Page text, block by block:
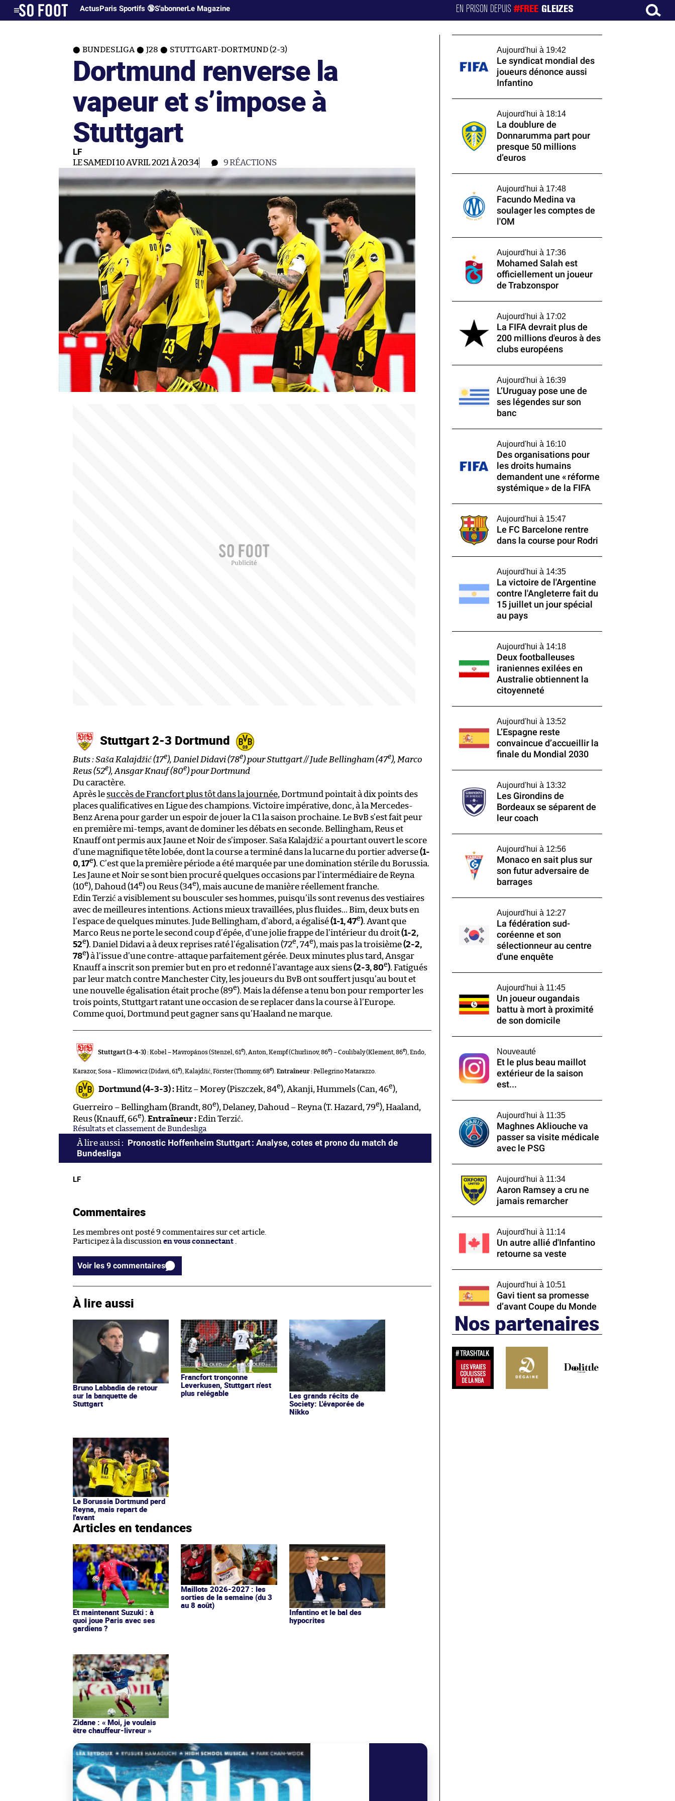
ActusParis Sportifs 🔞S'abonnerLe Magazine EN PRISON DEPUIS#FREE GLEIZES
BUNDESLIGA J28 STUTTGART-DORTMUND (2-3)
Dortmund renverse la
vapeur et s’impose à
Stuttgart
LF
LE SAMEDI 10 AVRIL 2021 À 20:34 9RÉACTIONS
Stuttgart 2-3 Dortmund
Buts : Saša Kalajdžić (17e), Daniel Didavi (78e) pour Stuttgart // Jude Bellingham (47e), Marco
Reus (52e), Ansgar Knauf (80e) pour Dortmund
Du caractère.
Après le succès de Francfort plus tôt dans la journée, Dortmund pointait à dix points des
places qualificatives en Ligue des champions. Victoire impérative, donc, à la Mercedes-
Benz Arena pour garder un espoir de jouer la C1 la saison prochaine. Le BvB s’est fait peur
en première mi-temps, avant de dominer les débats en seconde. Bellingham, Reus et
Knauff ont permis aux Jaune et Noir de s’imposer. Saša Kalajdžić a pourtant ouvert le score
d’une magnifique tête lobée, dont la course a terminé dans la lucarne du portier adverse(1-
0, 17e). C’est que la première période a été marquée par une domination stérile du Borussia.
Les Jaune et Noir se sont bien procuré quelques occasions par l’intermédiaire de Reyna
(10e), Dahoud (14e) ou Reus (34e), mais aucune de manière réellement franche.
Edin Terzić a visiblement su bousculer ses hommes, puisqu’ils sont revenus des vestiaires
avec de meilleures intentions. Actions mieux travaillées, plus fluides… Bim, deux buts en
l’espace de quelques minutes. Jude Bellingham, d’abord, a égalisé(1-1, 47e). Avant que
Marco Reus ne porte le second coup d’épée, d’une jolie frappe de l’intérieur du droit(1-2,
52e). Daniel Didavi a à deux reprises raté l’égalisation (72e, 74e), mais pas la troisième(2-2,
78e)à l’issue d’une contre-attaque parfaitement gérée. Deux minutes plus tard, Ansgar
Knauff a inscrit son premier but en pro et redonné l’avantage aux siens(2-3, 80e). Fatigués
par leur match contre Manchester City, les joueurs du BvB ont souffert jusqu’au bout et
une nouvelle égalisation était proche (89e). Mais la défense a tenu bon pour remporter les
trois points, Stuttgart ratant une occasion de se replacer dans la course à l’Europe.
Comme quoi, Dortmund peut gagner sans qu’Haaland ne marque.
Stuttgart (3-4-3) :Kobel – Mavropános (Stenzel, 61e), Anton, Kempf (Churlinov, 86e) – Coulibaly (Klement, 86e), Endo,
Karazor, Sosa – Klimowicz (Didavi, 61e), Kalajdžić, Förster (Thommy, 68e). Entraîneur :Pellegrino Matarazzo.
Dortmund (4-3-3) :Hitz – Morey (Piszczek, 84e), Akanji, Hummels (Can, 46e),
Guerreiro – Bellingham (Brandt, 80e), Delaney, Dahoud – Reyna (T. Hazard, 79e), Haaland,
Reus (Knauff, 66e). Entraîneur :Edin Terzić.
Résultats et classement de Bundesliga
Pronostic Hoffenheim Stuttgart : Analyse, cotes et prono du match de
Bundesliga
LF
Commentaires
Les membres ont posté 9 commentaires sur cet article.
Participez à la discussion en vous connectant
Voir les 9 commentaires
À lire aussi
Bruno Labbadia de retour
sur la banquette de
Stuttgart
Francfort tronçonne
Leverkusen, Stuttgart n'est
plus relégable
Les grands récits de
Society: L'évaporée de
Nikko
Le Borussia Dortmund perd
Reyna, mais repart de
l'avant
Articles en tendances
Et maintenant Suzuki : à
quoi joue Paris avec ses
gardiens ?
Maillots 2026-2027 : les
sorties de la semaine (du 3
au 8 août)
Infantino et le bal des
hypocrites
Zidane : « Moi, je voulais
être chauffeur-livreur »
Aujourd'hui à 19:42
Le syndicat mondial des
joueurs dénonce aussi
Infantino
Aujourd'hui à 18:14
La doublure de
Donnarumma part pour
presque 50 millions
d’euros
Aujourd'hui à 17:48
Facundo Medina va
soulager les comptes de
l'OM
Aujourd'hui à 17:36
Mohamed Salah est
officiellement un joueur
de Trabzonspor
Aujourd'hui à 17:02
La FIFA devrait plus de
200 millions d'euros à des
clubs européens
Aujourd'hui à 16:39
L’Uruguay pose une de
ses légendes sur son
banc
Aujourd'hui à 16:10
Des organisations pour
les droits humains
demandent une « réforme
systémique » de la FIFA
Aujourd'hui à 15:47
Le FC Barcelone rentre
dans la course pour Rodri
Aujourd'hui à 14:35
La victoire de l'Argentine
contre l'Angleterre fait du
15 juillet un jour spécial
au pays
Aujourd'hui à 14:18
Deux footballeuses
iraniennes exilées en
Australie obtiennent la
citoyenneté
Aujourd'hui à 13:52
L’Espagne reste
convaincue d’accueillir la
finale du Mondial 2030
Aujourd'hui à 13:32
Les Girondins de
Bordeaux se séparent de
leur coach
Aujourd'hui à 12:56
Monaco en sait plus sur
son futur adversaire de
barrages
Aujourd'hui à 12:27
La fédération sud-
coréenne et son
sélectionneur au centre
d'une enquête
Aujourd'hui à 11:45
Un joueur ougandais
battu à mort à proximité
de son domicile
Nouveauté
Et le plus beau maillot
extérieur de la saison
est...
Aujourd'hui à 11:35
Maghnes Akliouche va
passer sa visite médicale
avec le PSG
Aujourd'hui à 11:34
Aaron Ramsey a cru ne
jamais remarcher
Aujourd'hui à 11:14
Un autre allié d'Infantino
retourne sa veste
Aujourd'hui à 10:51
Gavi tient sa promesse
d’avant Coupe du Monde
Nos partenaires